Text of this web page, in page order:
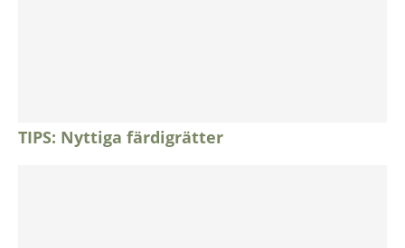
TIPS: Nyttiga färdigrätter